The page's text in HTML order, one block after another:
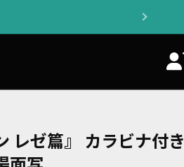
レゼ篇』 カラビナ付き